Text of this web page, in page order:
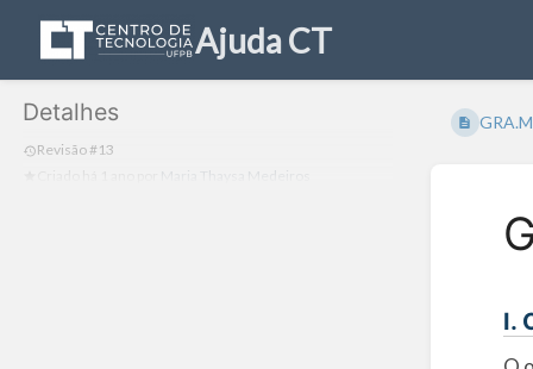
Ajuda CT
Detalhes
Revisão #13
Maria Thaysa Medeiros
I.